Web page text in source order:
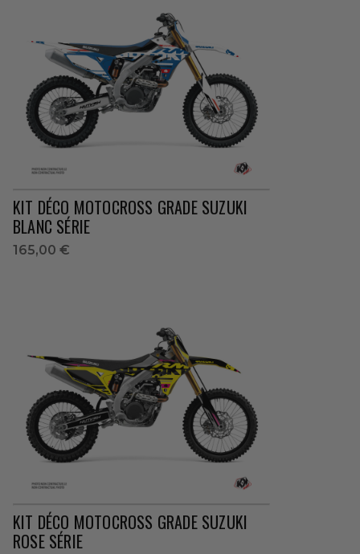
KIT DÉCO MOTOCROSS GRADE SUZUKI
BLANC SÉRIE
165,00 €
KIT DÉCO MOTOCROSS GRADE SUZUKI
ROSE SÉRIE